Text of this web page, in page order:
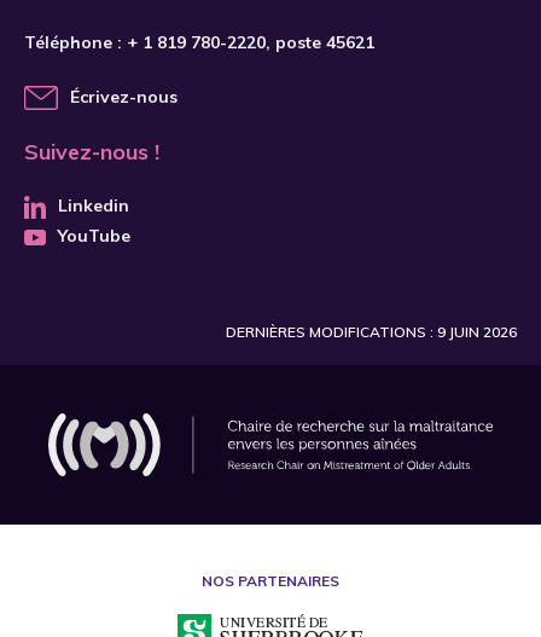
Téléphone : + 1 819 780-2220, poste 45621
Écrivez-nous
Suivez-nous !
Linkedin
YouTube
DERNIÈRES MODIFICATIONS : 9 JUIN 2026
NOS PARTENAIRES